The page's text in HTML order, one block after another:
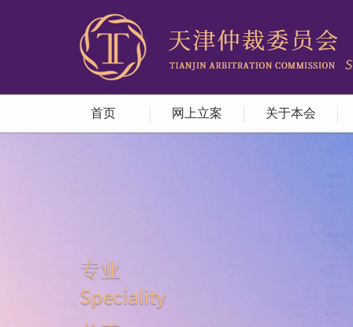
首页 网上立案 关于本会